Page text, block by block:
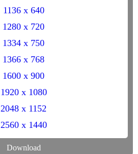
1136 x 640
1280 x 720
1334 x 750
1366 x 768
1600 x 900
1920 x 1080
2048 x 1152
2560 x 1440
Download